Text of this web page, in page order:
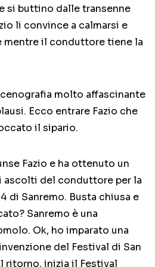
si buttino dalle transenne
li convince a calmarsi e
il conduttore tiene la
molto affascinante
Ecco entrare Fazio che
il sipario.
Fazio e ha ottenuto un
del conduttore per la
di Sanremo. Busta chiusa e
Sanremo è una
Ok, ho imparato una
del Festival di San
ritorno, inizia il Festival